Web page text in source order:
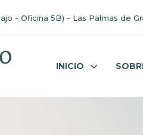
- Oficina 5B) - Las Palmas de
INICIO